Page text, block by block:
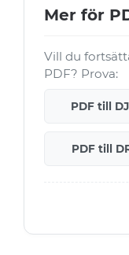
Mer för
Vill du
PDF? Prova:
PDF till
PDF till